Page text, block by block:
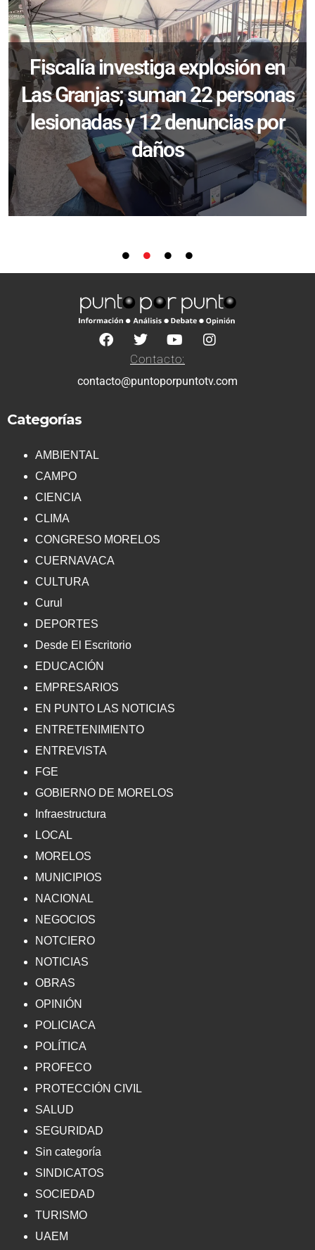
Fiscalía investiga explosión en
Las Granjas; suman 22 personas
lesionadas y 12 denuncias por
daños
Contacto:
contacto@puntoporpuntotv.com
Categorías
AMBIENTAL
CAMPO
CIENCIA
CLIMA
CONGRESO MORELOS
CUERNAVACA
CULTURA
Curul
DEPORTES
Desde El Escritorio
EDUCACIÓN
EMPRESARIOS
EN PUNTO LAS NOTICIAS
ENTRETENIMIENTO
ENTREVISTA
FGE
GOBIERNO DE MORELOS
Infraestructura
LOCAL
MORELOS
MUNICIPIOS
NACIONAL
NEGOCIOS
NOTCIERO
NOTICIAS
OBRAS
OPINIÓN
POLICIACA
POLÍTICA
PROFECO
PROTECCIÓN CIVIL
SALUD
SEGURIDAD
Sin categoría
SINDICATOS
SOCIEDAD
TURISMO
UAEM